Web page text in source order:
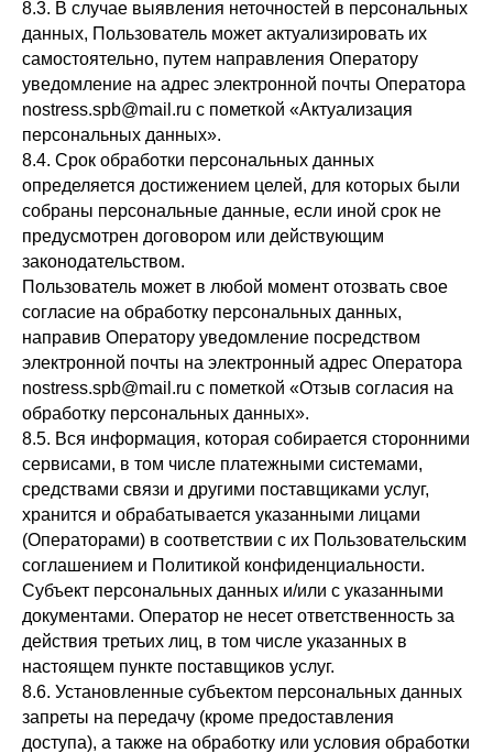
8.3. В случае выявления неточностей в персональных
данных, Пользователь может актуализировать их
самостоятельно, путем направления Оператору
уведомление на адрес электронной почты Оператора
nostress.spb@mail.ru с пометкой «Актуализация
персональных данных».
8.4. Срок обработки персональных данных
определяется достижением целей, для которых были
собраны персональные данные, если иной срок не
предусмотрен договором или действующим
законодательством.
Пользователь может в любой момент отозвать свое
согласие на обработку персональных данных,
направив Оператору уведомление посредством
электронной почты на электронный адрес Оператора
nostress.spb@mail.ru с пометкой «Отзыв согласия на
обработку персональных данных».
8.5. Вся информация, которая собирается сторонними
сервисами, в том числе платежными системами,
средствами связи и другими поставщиками услуг,
хранится и обрабатывается указанными лицами
(Операторами) в соответствии с их Пользовательским
соглашением и Политикой конфиденциальности.
Субъект персональных данных и/или с указанными
документами. Оператор не несет ответственность за
действия третьих лиц, в том числе указанных в
настоящем пункте поставщиков услуг.
8.6. Установленные субъектом персональных данных
запреты на передачу (кроме предоставления
доступа), а также на обработку или условия обработки